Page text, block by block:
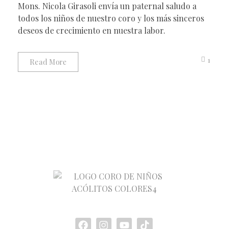
Mons. Nicola Girasoli envía un paternal saludo a
todos los niños de nuestro coro y los más sinceros
deseos de crecimiento en nuestra labor.
Read More 1